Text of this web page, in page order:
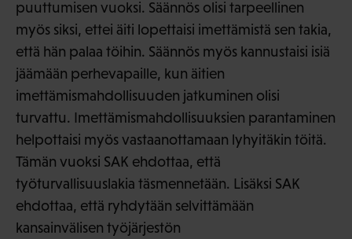
puuttumisen vuoksi. Säännös olisi tarpeellinen
myös siksi, ettei äiti lopettaisi imettämistä sen takia,
että hän palaa töihin. Säännös myös kannustaisi isiä
jäämään perhevapaille, kun äitien
imettämismahdollisuuden jatkuminen olisi
turvattu. Imettämismahdollisuuksien parantaminen
helpottaisi myös vastaanottamaan lyhyitäkin töitä.
Tämän vuoksi SAK ehdottaa, että
työturvallisuuslakia täsmennetään. Lisäksi SAK
ehdottaa, että ryhdytään selvittämään
kansainvälisen työjärjestön